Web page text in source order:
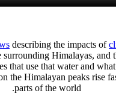
describing the impacts of
Himalayas, and
that use that water and
the Himalayan peaks rise
parts of the world.